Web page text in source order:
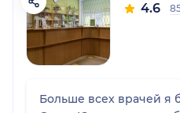
4.6
Больше всех врачей я